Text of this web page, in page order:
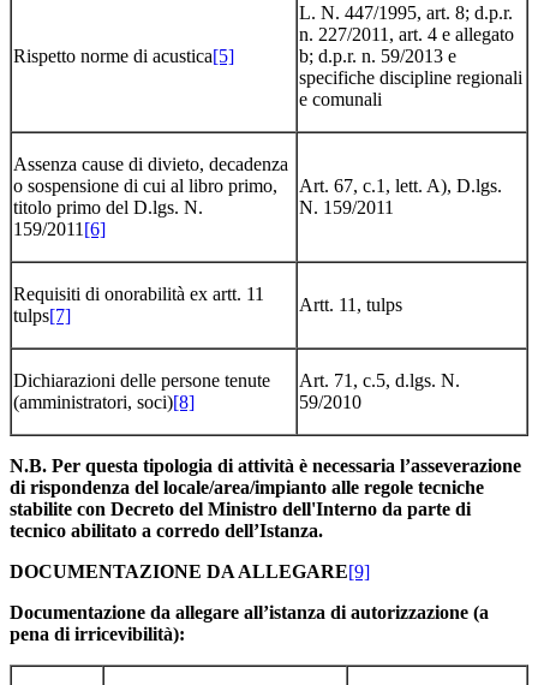
Rispetto norme di acustica[5]
L. N. 447/1995, art. 8; d.p.r.
n. 227/2011, art. 4 e allegato
b; d.p.r. n. 59/2013 e
specifiche discipline regionali
e comunali
Assenza cause di divieto, decadenza
o sospensione di cui al libro primo,
titolo primo del D.lgs. N.
159/2011 [6]
Art. 67, c.1, lett. A), D.lgs.
N. 159/2011
Requisiti di onorabilità ex artt. 11
tulps[7]
Artt. 11, tulps
Dichiarazioni delle persone tenute
(amministratori, soci)[8]
Art. 71, c.5, d.lgs. N.
59/2010
N.B. Per questa tipologia di attività è necessaria l’asseverazione
di rispondenza del locale/area/impianto alle regole tecniche
stabilite con Decreto del Ministro dell'Interno da parte di
tecnico abilitato a corredo dell’Istanza.
DOCUMENTAZIONE DA ALLEGARE[9]
Documentazione da allegare all’istanza di autorizzazione (a
pena di irricevibilità):